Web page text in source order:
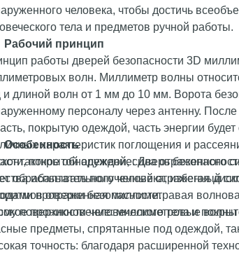
человека, чтобы достичь
тела и предметов ручной работы.
Рабочий принцип
работы дверей безопасности 3D
волн. Миллиметр волны
и длиной волн от 1 мм до 10 мм. Ворота
персоналу через антенну.
покрытую одеждой, часть энергии
характеристик поглощения и
покрытой одеждой, сила отраженного
обрабатывать полученный отраженный
отраженная миллиметравая
поверхности человеческого тела и
Особенность
обнаружение: Дверь
испытательного человека, избегая
проверки безопасности.
проникновение: миллиметровые волны
предметы, спрятанные под одеждой,
точность: благодаря расширенной